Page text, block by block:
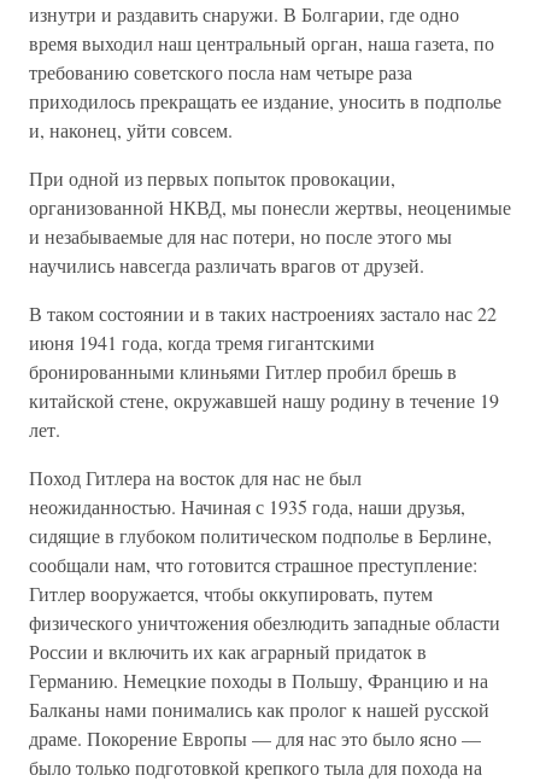
изнутри и раздавить снаружи. В Болгарии, где одно
время выходил наш центральный орган, наша газета, по
требованию советского посла нам четыре раза
приходилось прекращать ее издание, уносить в подполье
и, наконец, уйти совсем.
При одной из первых попыток провокации,
организованной НКВД, мы понесли жертвы, неоценимые
и незабываемые для нас потери, но после этого мы
научились навсегда различать врагов от друзей.
В таком состоянии и в таких настроениях застало нас 22
июня 1941 года, когда тремя гигантскими
бронированными клиньями Гитлер пробил брешь в
китайской стене, окружавшей нашу родину в течение 19
лет.
Поход Гитлера на восток для нас не был
неожиданностью. Начиная с 1935 года, наши друзья,
сидящие в глубоком политическом подполье в Берлине,
сообщали нам, что готовится страшное преступление:
Гитлер вооружается, чтобы оккупировать, путем
физического уничтожения обезлюдить западные области
России и включить их как аграрный придаток в
Германию. Немецкие походы в Польшу, Францию и на
Балканы нами понимались как пролог к нашей русской
драме. Покорение Европы — для нас это было ясно —
было только подготовкой крепкого тыла для похода на